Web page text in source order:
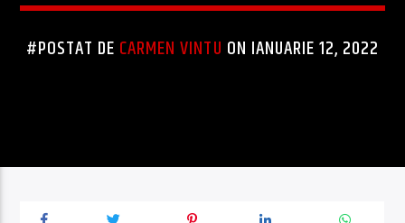
#POSTAT DE CARMEN VINTU ON IANUARIE 12, 2022